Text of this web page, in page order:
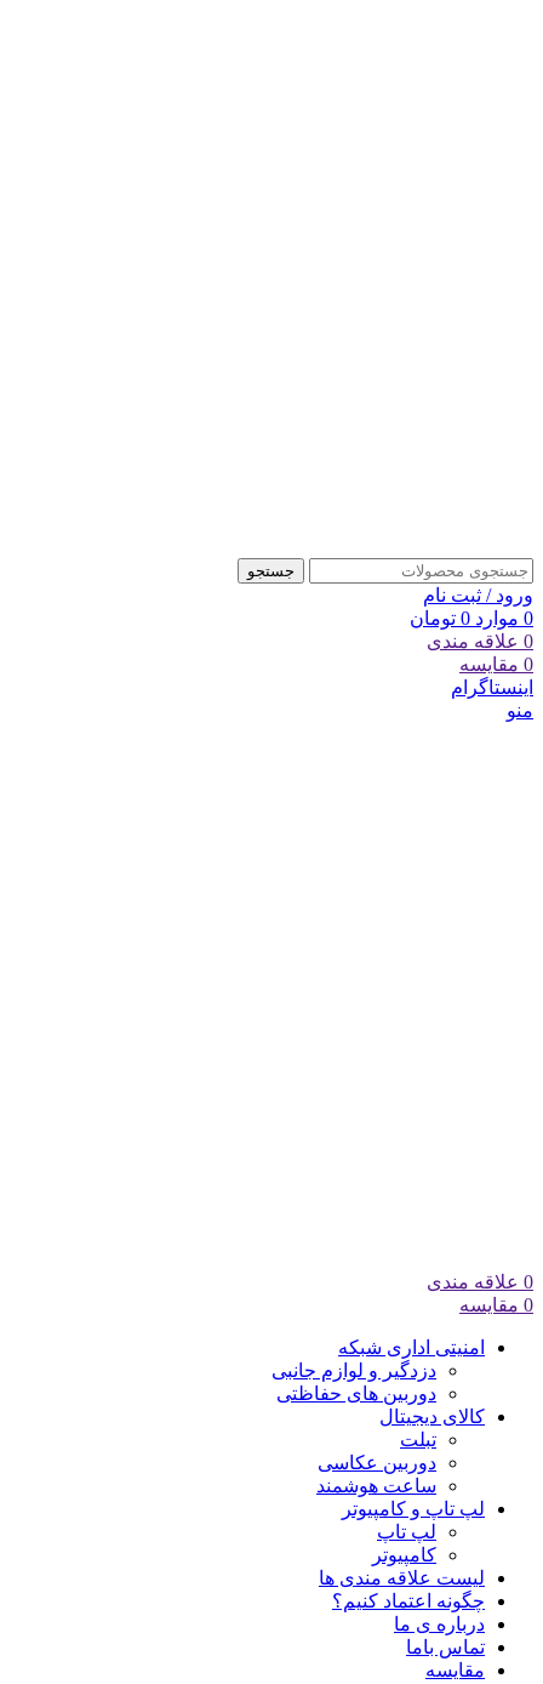
جستجو
ورود / ثبت نام
0 موارد 0 تومان
0 علاقه مندی
0 مقایسه
اینستاگرام
منو
0 علاقه مندی
0 مقایسه
امنیتی اداری شبکه
دزدگیر و لوازم جانبی
دوربین های حفاظتی
کالای دیجیتال
تبلت
دوربین عکاسی
ساعت هوشمند
لپ تاپ و کامپیوتر
لپ تاپ
کامپیوتر
لیست علاقه مندی ها
چگونه اعتماد کنیم؟
درباره ی ما
تماس باما
مقایسه